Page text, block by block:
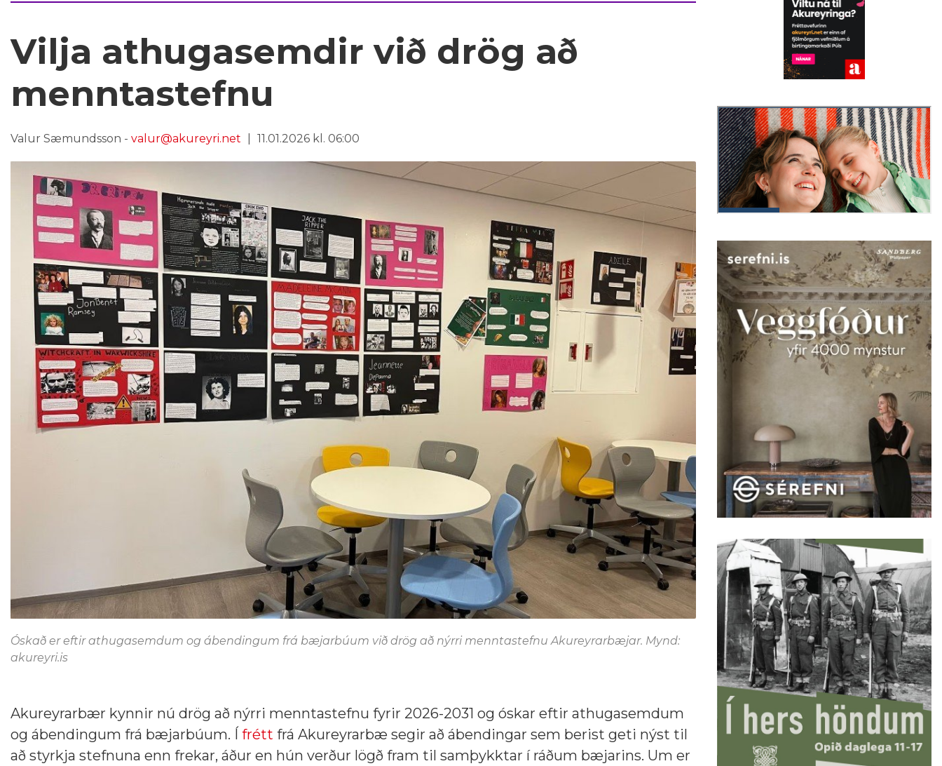
Vilja athugasemdir við drög að
menntastefnu
Valur Sæmundsson - valur@akureyri.net 11.01.2026 kl. 06:00
Óskað er eftir athugasemdum og ábendingum frá bæjarbúum við drög að nýrri menntastefnu Akureyrarbæjar. Mynd:
akureyri.is
Akureyrarbær kynnir nú drög að nýrri menntastefnu fyrir 2026-2031 og óskar eftir athugasemdum
og ábendingum frá bæjarbúum. Í frétt frá Akureyrarbæ segir að ábendingar sem berist geti nýst til
að styrkja stefnuna enn frekar, áður en hún verður lögð fram til samþykktar í ráðum bæjarins. Um er